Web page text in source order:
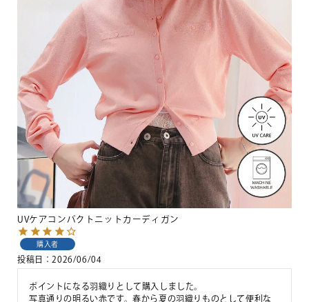
UVケアコンパクトニットカーディガン
購入者
投稿日 2026/06/04
ポイントになる羽織りとして購入しました。
写真通りの明るい赤です。春から夏の羽織りものとして便利な